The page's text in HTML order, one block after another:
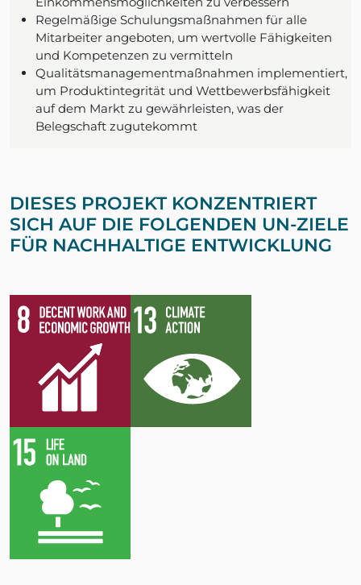
Regelmäßige Schulungsmaßnahmen für alle
Mitarbeiter angeboten, um wertvolle Fähigkeiten
und Kompetenzen zu vermitteln
Qualitätsmanagementmaßnahmen implementiert,
um Produktintegrität und Wettbewerbsfähigkeit
auf dem Markt zu gewährleisten, was der
Belegschaft zugutekommt
DIESES PROJEKT KONZENTRIERT
SICH AUF DIE FOLGENDEN UN-ZIELE
FÜR NACHHALTIGE ENTWICKLUNG